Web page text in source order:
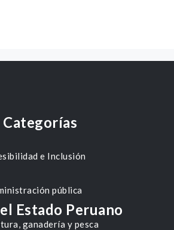
Categorías
e Inclusión
pública
ganadería y pesca
Estado Peruano